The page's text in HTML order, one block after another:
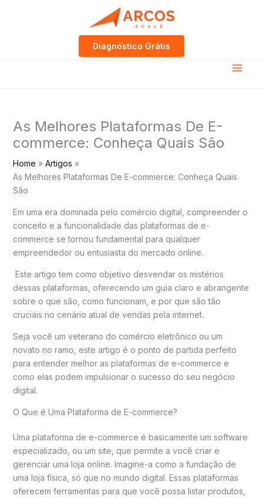
Diagnóstico Grátis
As Melhores Plataformas De E-
commerce: Conheça Quais São
Home
Artigos
As Melhores Plataformas De E-commerce: Conheça Quais
São
Em uma era dominada pelo comércio digital, compreender o
conceito e a funcionalidade das plataformas de e-
commerce se tornou fundamental para qualquer
empreendedor ou entusiasta do mercado online.
Este artigo tem como objetivo desvendar os mistérios
dessas plataformas, oferecendo um guia claro e abrangente
sobre o que são, como funcionam, e por que são tão
cruciais no cenário atual de vendas pela internet.
Seja você um veterano do comércio eletrônico ou um
novato no ramo, este artigo é o ponto de partida perfeito
para entender melhor as plataformas de e-commerce e
como elas podem impulsionar o sucesso do seu negócio
digital.
O Que é Uma Plataforma de E-commerce?
Uma plataforma de e-commerce é basicamente um software
especializado, ou um site, que permite a você criar e
gerenciar uma loja online. Imagine-a como a fundação de
uma loja física, só que no mundo digital. Essas plataformas
oferecem ferramentas para que você possa listar produtos,